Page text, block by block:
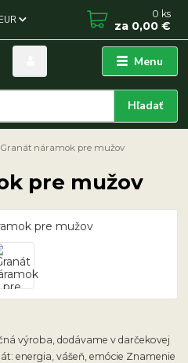
Menu
EUR
Hľadať
0 ks
za 0,00 €
Granát náramok pre mužov
pre mužov
výroba, dodávame v darčekovej
energia, vášeň, emócie Znamenie